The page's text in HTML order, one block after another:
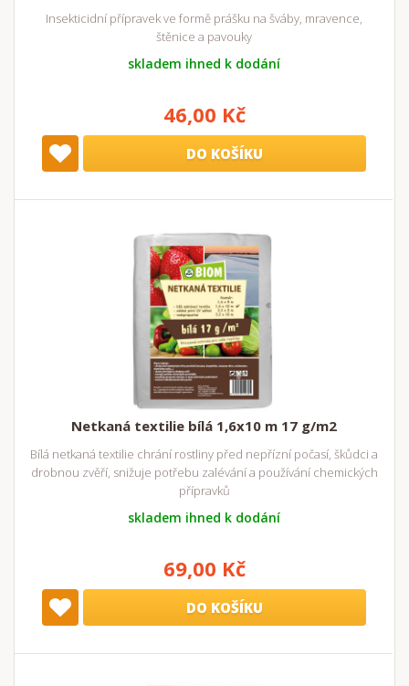
Insekticidní přípravek ve formě prášku na šváby, mravence,
štěnice a pavouky
skladem ihned k dodání
46,00 Kč
DO KOŠÍKU
Netkaná textilie bílá 1,6x10 m 17 g/m2
Bílá netkaná textilie chrání rostliny před nepřízní počasí, škůdci a
drobnou zvěří, snižuje potřebu zalévání a používání chemických
přípravků
skladem ihned k dodání
69,00 Kč
DO KOŠÍKU